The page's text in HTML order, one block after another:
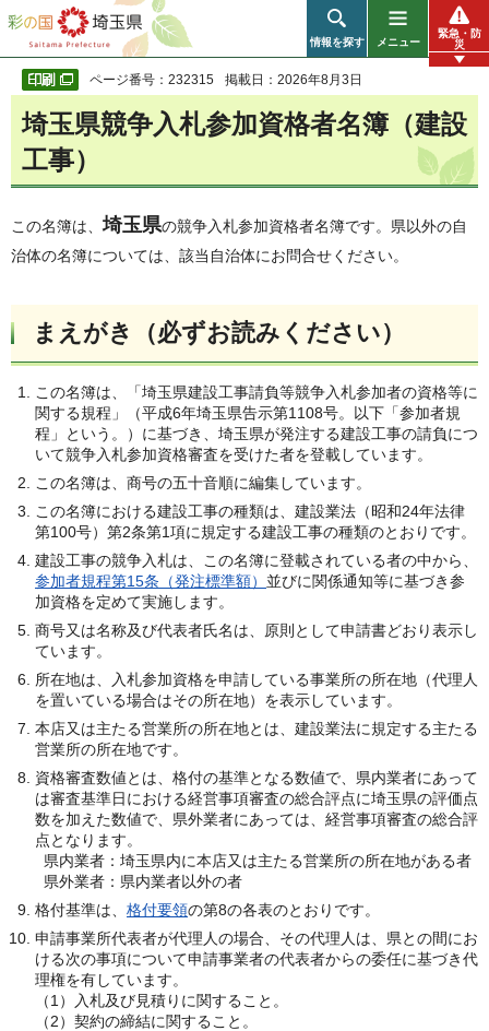
彩の国 埼玉県
情報を探す メニュー
緊急・防
災
ページ番号：232315 掲載日：2026年8月3日
埼玉県競争入札参加資格者名簿（建設
工事）
この名簿は、埼玉県の競争入札参加資格者名簿です。県以外の自
治体の名簿については、該当自治体にお問合せください。
まえがき（必ずお読みください）
この名簿は、「埼玉県建設工事請負等競争入札参加者の資格等に
関する規程」（平成6年埼玉県告示第1108号。以下「参加者規
程」という。）に基づき、埼玉県が発注する建設工事の請負につ
いて競争入札参加資格審査を受けた者を登載しています。
この名簿は、商号の五十音順に編集しています。
この名簿における建設工事の種類は、建設業法（昭和24年法律
第100号）第2条第1項に規定する建設工事の種類のとおりです。
建設工事の競争入札は、この名簿に登載されている者の中から、
参加者規程第15条（発注標準額） 並びに関係通知等に基づき参
加資格を定めて実施します。
商号又は名称及び代表者氏名は、原則として申請書どおり表示し
ています。
所在地は、入札参加資格を申請している事業所の所在地（代理人
を置いている場合はその所在地）を表示しています。
本店又は主たる営業所の所在地とは、建設業法に規定する主たる
営業所の所在地です。
資格審査数値とは、格付の基準となる数値で、県内業者にあって
は審査基準日における経営事項審査の総合評点に埼玉県の評価点
数を加えた数値で、県外業者にあっては、経営事項審査の総合評
点となります。
県内業者：埼玉県内に本店又は主たる営業所の所在地がある者
県外業者：県内業者以外の者
格付基準は、 格付要領の第8の各表のとおりです。
申請事業所代表者が代理人の場合、その代理人は、県との間にお
ける次の事項について申請事業者の代表者からの委任に基づき代
理権を有しています。
（1）入札及び見積りに関すること。
（2）契約の締結に関すること。